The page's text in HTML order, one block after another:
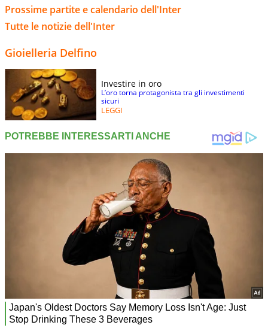
Prossime partite e calendario dell'Inter
Tutte le notizie dell'Inter
Gioielleria Delfino
Investire in oro
L’oro torna protagonista tra gli investimenti
sicuri
LEGGI